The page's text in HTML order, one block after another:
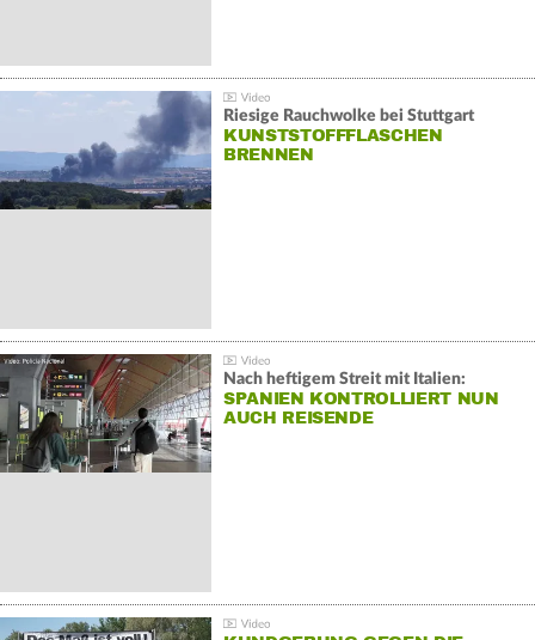
Riesige Rauchwolke bei Stuttgart
KUNSTSTOFFFLASCHEN
BRENNEN
Nach heftigem Streit mit Italien:
SPANIEN KONTROLLIERT NUN
AUCH REISENDE